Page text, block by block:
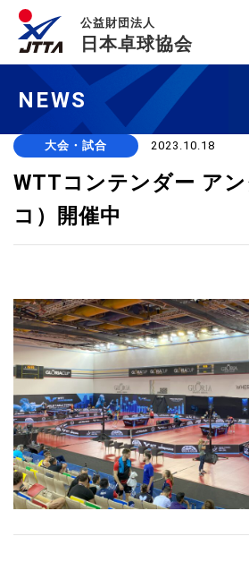
公益財団法人
日本卓球協会
NEWS
大会・試合 2023.10.18
WTTコンテンダー ア
コ）開催中